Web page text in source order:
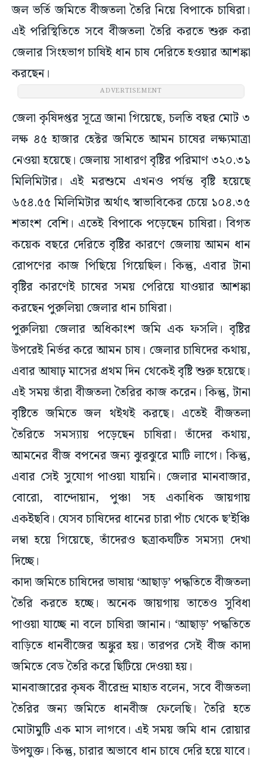
জল ভর্তি জমিতে বীজতলা তৈরি নিয়ে বিপাকে চাষিরা।
এই পরিস্থিতিতে সবে বীজতলা তৈরি করতে শুরু করা
জেলার সিংহভাগ চাষিই ধান চাষ দেরিতে হওয়ার আশঙ্কা
করছেন।
ADVERTISEMENT
জেলা কৃষিদপ্তর সূত্রে জানা গিয়েছে, চলতি বছর মোট ৩
লক্ষ ৪৫ হাজার হেক্টর জমিতে আমন চাষের লক্ষ্যমাত্রা
নেওয়া হয়েছে। জেলায় সাধারণ বৃষ্টির পরিমাণ ৩২০.৩১
মিলিমিটার। এই মরশুমে এখনও পর্যন্ত বৃষ্টি হয়েছে
৬৫৪.৫৫ মিলিমিটার অর্থাৎ স্বাভাবিকের চেয়ে ১০৪.৩৫
শতাংশ বেশি। এতেই বিপাকে পড়েছেন চাষিরা। বিগত
কয়েক বছরে দেরিতে বৃষ্টির কারণে জেলায় আমন ধান
রোপণের কাজ পিছিয়ে গিয়েছিল। কিন্তু, এবার টানা
বৃষ্টির কারণেই চাষের সময় পেরিয়ে যাওয়ার আশঙ্কা
করছেন পুরুলিয়া জেলার ধান চাষিরা।
পুরুলিয়া জেলার অধিকাংশ জমি এক ফসলি। বৃষ্টির
উপরেই নির্ভর করে আমন চাষ। জেলার চাষিদের কথায়,
এবার আষাঢ় মাসের প্রথম দিন থেকেই বৃষ্টি শুরু হয়েছে।
এই সময় তাঁরা বীজতলা তৈরির কাজ করেন। কিন্তু, টানা
বৃষ্টিতে জমিতে জল থইথই করছে। এতেই বীজতলা
তৈরিতে সমস্যায় পড়েছেন চাষিরা। তাঁদের কথায়,
আমনের বীজ বপনের জন্য ঝুরঝুরে মাটি লাগে। কিন্তু,
এবার সেই সুযোগ পাওয়া যায়নি। জেলার মানবাজার,
বোরো, বান্দোয়ান, পুঞ্চা সহ একাধিক জায়গায়
একইছবি। যেসব চাষিদের ধানের চারা পাঁচ থেকে ছ’ইঞ্চি
লম্বা হয়ে গিয়েছে, তাঁদেরও ছত্রাকঘটিত সমস্যা দেখা
দিচ্ছে।
কাদা জমিতে চাষিদের ভাষায় ‘আছাড়’ পদ্ধতিতে বীজতলা
তৈরি করতে হচ্ছে। অনেক জায়গায় তাতেও সুবিধা
পাওয়া যাচ্ছে না বলে চাষিরা জানান। ‘আছাড়’ পদ্ধতিতে
বাড়িতে ধানবীজের অঙ্কুর হয়। তারপর সেই বীজ কাদা
জমিতে বেড তৈরি করে ছিটিয়ে দেওয়া হয়।
মানবাজারের কৃষক বীরেন্দ্র মাহাত বলেন, সবে বীজতলা
তৈরির জন্য জমিতে ধানবীজ ফেলেছি। তৈরি হতে
মোটামুটি এক মাস লাগবে। এই সময় জমি ধান রোয়ার
উপযুক্ত। কিন্তু, চারার অভাবে ধান চাষে দেরি হয়ে যাবে।